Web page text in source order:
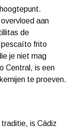
aan
de
pescaíto frito
je niet mag
Central, is een
te proeven.
is Cádiz